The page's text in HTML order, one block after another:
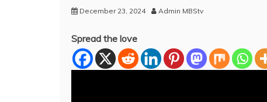
December 23, 2024 Admin MBStv
Spread the love